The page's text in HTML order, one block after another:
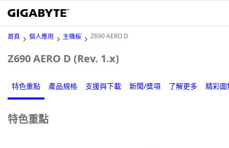
首頁 個人應用 主機板 Z690 AERO D
Z690 AERO D (Rev. 1.x)
特色重點 產品規格 支援與下載 新聞/獎項 了解更多 精彩圖
特色重點